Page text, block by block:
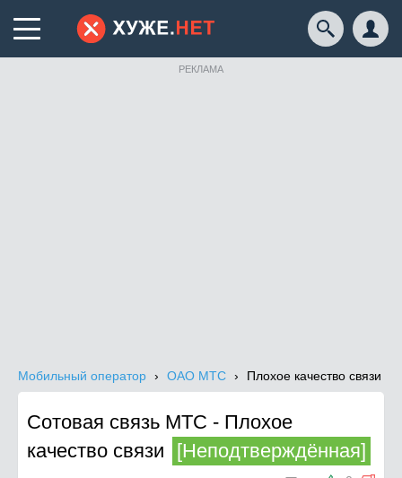
РЕКЛАМА
Мобильный оператор ОАО МТС Плохое качество связи
Сотовая связь МТС - Плохое
качество связи
[Неподтверждённая]